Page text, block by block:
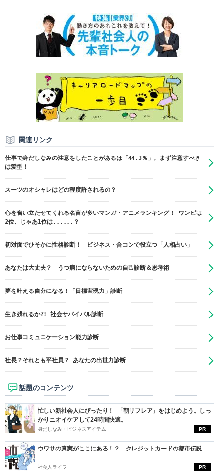
関連リンク
仕事で身だしなみの注意をしたことがあるは「44.3％」。まず注意すべき
は髪型！
スーツのオシャレはどの程度許されるの？
心を奮い立たせてくれる名言が多いマンガ・アニメランキング！ ワンピは
2位、じゃあ1位は......？
初対面でひそかに性格診断！ ビジネス・合コンで役立つ「人相占い」
あなたは大丈夫？ うつ病にならないための自己診断＆思考術
夢を叶える自分になる！「目標実現力」診断
生き残れるか?! 社会サバイバル診断
お仕事コミュニケーション能力診断
社長？それとも平社員？ あなたの出世力診断
話題のコンテンツ
PR
忙しい新社会人にぴったり！ 「朝リフレア」をはじめよう。しっ
かりニオイケアして24時間快適。
身だしなみ・ビジネスアイテム
PR
ウワサの真実がここにある！？ クレジットカードの都市伝説
社会人ライフ